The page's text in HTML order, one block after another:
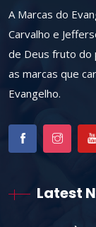
A Marcas do
Carvalho e
de Deus fruto do
as marcas que
Evangelho.
Latest